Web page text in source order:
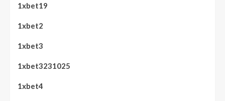
1xbet19
1xbet2
1xbet3
1xbet3231025
1xbet4